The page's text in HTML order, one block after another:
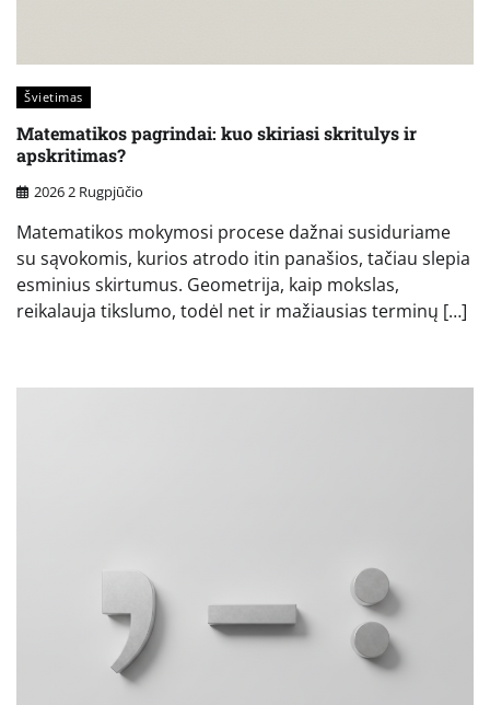
Švietimas
Matematikos pagrindai: kuo skiriasi skritulys ir
apskritimas?
2026 2 Rugpjūčio
Matematikos mokymosi procese dažnai susiduriame
su sąvokomis, kurios atrodo itin panašios, tačiau slepia
esminius skirtumus. Geometrija, kaip mokslas,
reikalauja tikslumo, todėl net ir mažiausias terminų […]